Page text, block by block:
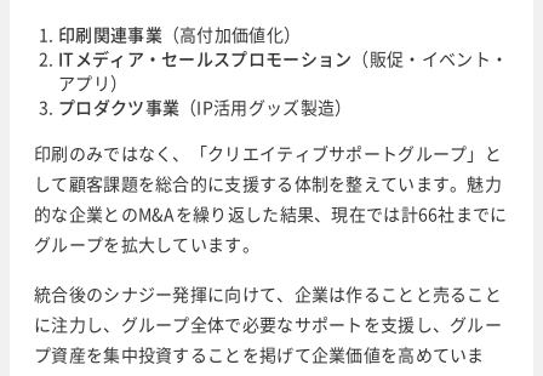
印刷関連事業 （高付加価値化）
ITメディア・セールスプロモーション （販促・イベント・
アプリ）
プロダクツ事業 （IP活用グッズ製造）
印刷のみではなく、「クリエイティブサポートグループ」と
して顧客課題を総合的に支援する体制を整えています。魅力
的な企業とのM&Aを繰り返した結果、現在では計66社までに
グループを拡大しています。
統合後のシナジー発揮に向けて、企業は作ることと売ること
に注力し、グループ全体で必要なサポートを支援し、グルー
プ資産を集中投資することを掲げて企業価値を高めていま